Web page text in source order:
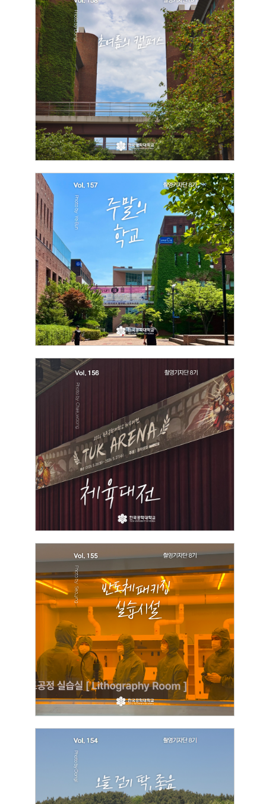
[촬영기자단]
초여름의 캠퍼스
2026.06.23 박동일
[촬영기자단]
주말의 학교
2026.06.17 박예은
[촬영기자단]
체육대전
2026.05.31
[촬영기자단]
한국공대 반도체 패키징 실습시설
2026.05.30 김서영
[촬영기자단]
오늘 걷기 딱, 좋음